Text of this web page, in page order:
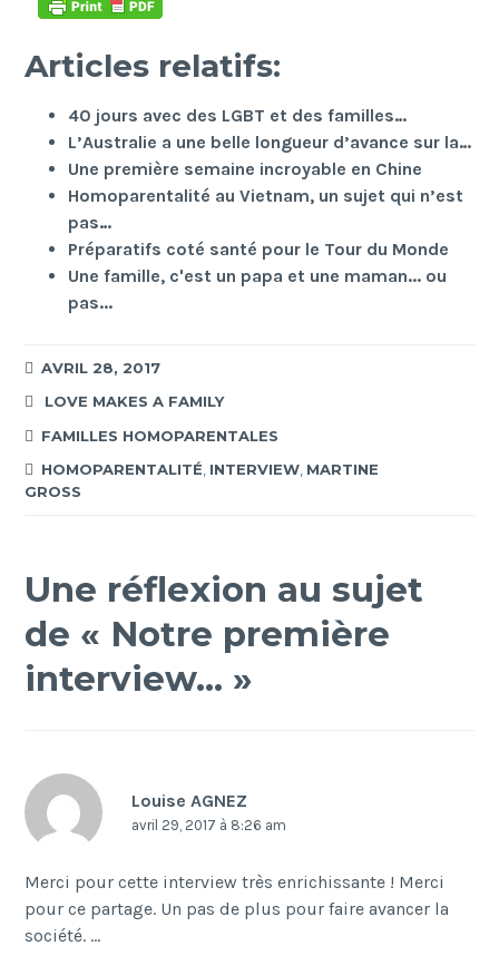
Articles relatifs:
40 jours avec des LGBT et des familles…
L’Australie a une belle longueur d’avance sur la…
Une première semaine incroyable en Chine
Homoparentalité au Vietnam, un sujet qui n’est
pas…
Préparatifs coté santé pour le Tour du Monde
Une famille, c'est un papa et une maman... ou
pas...
AVRIL 28, 2017
LOVE MAKES A FAMILY
FAMILLES HOMOPARENTALES
HOMOPARENTALITÉ INTERVIEW MARTINE
GROSS
Une réflexion au sujet
de « Notre première
interview… »
Louise AGNEZ
avril 29, 2017 à 8:26 am
Merci pour cette interview très enrichissante ! Merci
pour ce partage. Un pas de plus pour faire avancer la
société. …